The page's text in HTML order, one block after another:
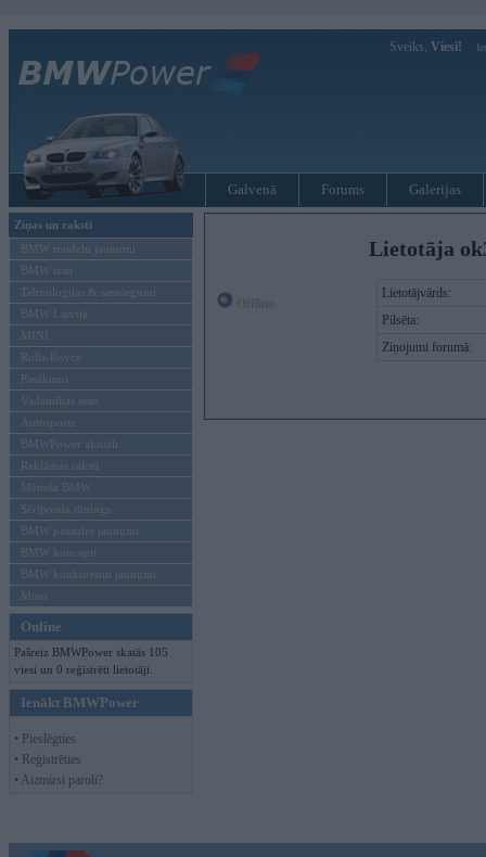
Sveiks, Viesi!
Galvenā Forums Galerijas
Ziņas un raksti
BMW modeļu jaunumi
BMW testi
Tehnoloģijas & sasniegumi
BMW Latvijā
MINI
Rolls-Royce
Pasākumi
Vadāmības tests
Autosports
BMWPower aktuāli
Reklāmas raksti
Mēneša BMW
Sērijveida tūnings
BMW pasaules jaunumi
BMW koncepti
BMW konkurentu jaunumi
Moto
Online
Pašreiz BMWPower skatās 105
viesi un 0 reģistrēti lietotāji.
Ienākt BMWPower
• Pieslēgties
• Reģistrēties
• Aizmirsi paroli?
Lietotāja
Lietotājvārds:
Pilsēta:
Ziņojumi forumā: